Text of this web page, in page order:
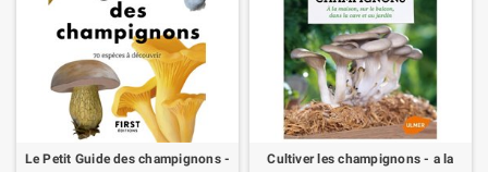
Le Petit Guide des champignons -
Cultiver les champignons - a la